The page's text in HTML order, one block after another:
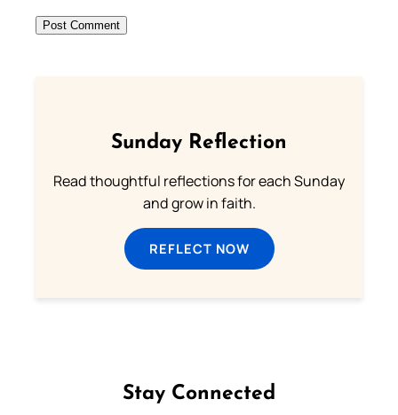
Sunday Reflection
Read thoughtful reflections for each Sunday
and grow in faith.
REFLECT NOW
Stay Connected